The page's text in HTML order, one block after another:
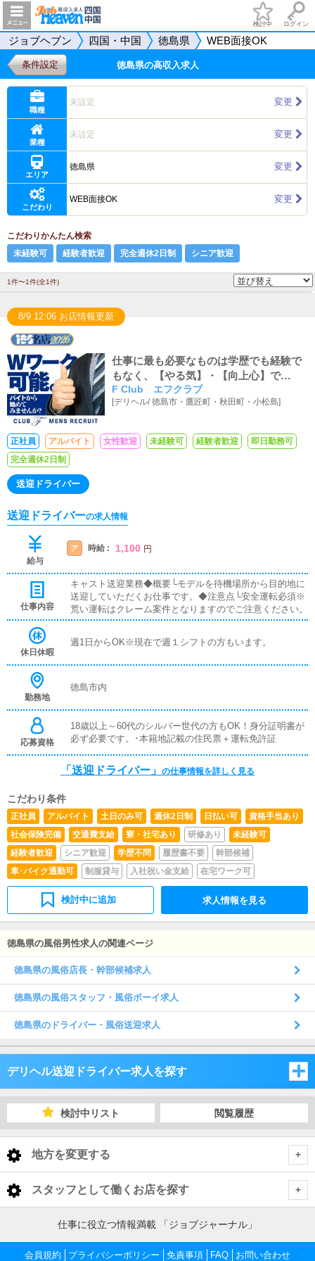
検討中 ログイン
ジョブヘブン 四国・中国 徳島県 WEB面接OK
条件設定 徳島県の高収入求人
職種
未設定 変更
業種
未設定 変更
エリア
徳島県 変更
こだわり
WEB面接OK 変更
こだわりかんたん検索
未経験可
経験者歓迎 完全週休2日制 シニア歓迎
1件〜1件(全1件)
8/9 12:06 お店情報更新
仕事に最も必要なものは学歴でも経験で
もなく、【やる気】・【向上心】で
す！！充実した人生を勝ち取ってみませ
んか？
F Club エフクラブ
[デリヘル/徳島市・鷹匠町・秋田町・小松島]
正社員 アルバイト 女性歓迎 未経験可 経験者歓迎
即日勤務可
完全週休2日制
送迎ドライバー
送迎ドライバーの求人情報
給与
ア 時給 : 1,100 円
仕事内容
キャスト送迎業務◆概要└モデルを待機場所から目的地に
送迎していただくお仕事です。◆注意点└安全運転必須※
荒い運転はクレーム案件となりますのでご注意ください。
休日休暇
週1日からOK※現在で週１シフトの方もいます。
勤務地
徳島市内
応募資格
18歳以上～60代のシルバー世代の方もOK！身分証明書が
必ず必要です。･本籍地記載の住民票＋運転免許証
「送迎ドライバー」 の仕事情報を詳しく見る
こだわり条件
正社員 アルバイト 土日のみ可 週休2日制 日払い可
資格手当あり
社会保険完備
交通費支給 寮・社宅あり 研修あり
未経験可
経験者歓迎
シニア歓迎 学歴不問 履歴書不要
幹部候補
車･バイク通勤可
制服貸与 入社祝い金支給 在宅ワーク可
検討中に追加 求人情報を見る
徳島県の風俗男性求人の関連ページ
徳島県の風俗店長・幹部候補求人
徳島県の風俗スタッフ・風俗ボーイ求人
徳島県のドライバー・風俗送迎求人
デリヘル送迎ドライバー求人を探す
岡山県
岡山・吉備 デリヘル送迎ドライバー
倉敷・笠岡・井原
広島市内
山口県 デリヘル送迎ドライバー
検討中リスト 閲覧履歴
地方を変更する
< 全国トップ
北海道 男性高収入
東北 男性高収入
スタッフとして働くお店を探す
岡山県
岡山 男性高収入
仕事に役立つ情報満載 「ジョブジャーナル」
会員規約 プライバシーポリシー 免責事項 FAQ お問い合わせ